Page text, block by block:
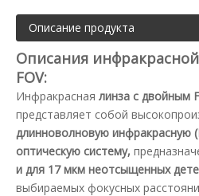
Описание продукта
Описания
FOV:
Инфракрасная линза с двойным
представляет собой
длинноволновую инфракрасную
оптическую систему,
и для 17 мкм неотсыщенных
выбираемых фокусных